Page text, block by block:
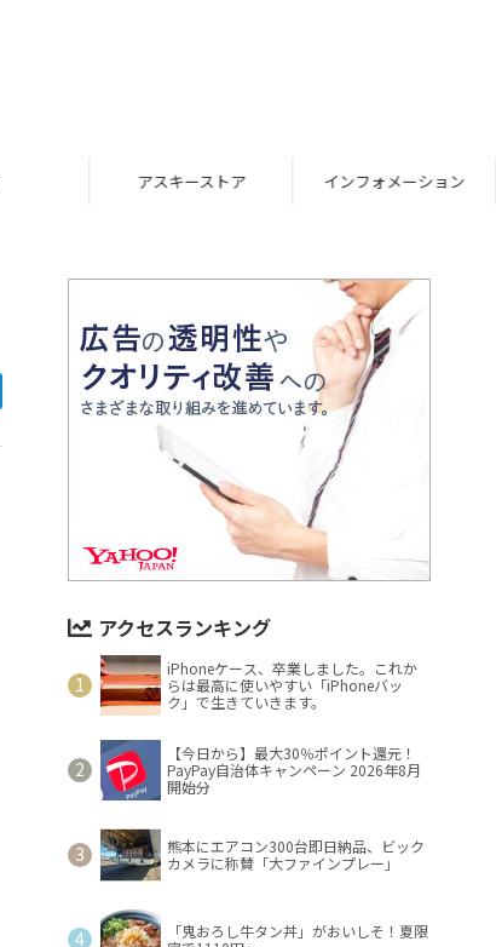
アスキーストア インフォメーション
アクセスランキング
iPhoneケース、卒業しました。これか
らは最高に使いやすい「iPhoneバッ
ク」で生きていきます。
【今日から】最大30％ポイント還元！
PayPay自治体キャンペーン 2026年8月
開始分
熊本にエアコン300台即日納品、ビック
カメラに称賛「大ファインプレー」
「鬼おろし牛タン丼」がおいしそ！夏限